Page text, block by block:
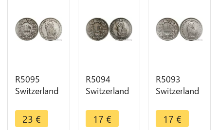
R5095
Switzerland
Helvetia
1903 B
23 €
R5094
Switzerland
Helvetia
1903 B
17 €
R5093
Switzerland
Helvetia
1903 B
17 €